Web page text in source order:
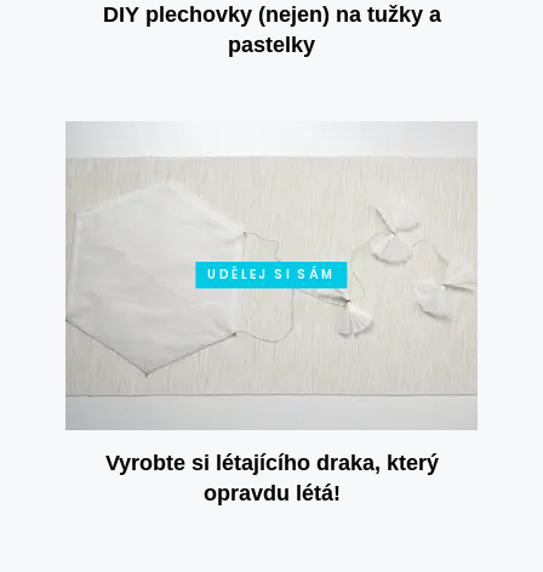
DIY plechovky (nejen) na tužky a
pastelky
UDĚLEJ SI SÁM
Vyrobte si létajícího draka, který
opravdu létá!